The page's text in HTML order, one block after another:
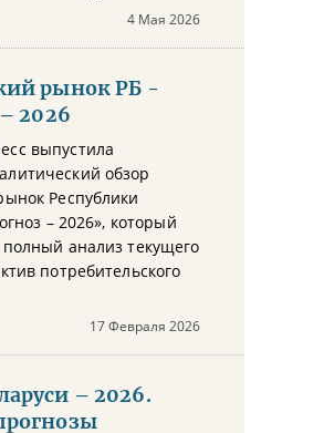
4 Мая 2026
рынок РБ -
2026
выпустила
обзор
Республики
– 2026», который
анализ текущего
потребительского
17 Февраля 2026
– 2026.